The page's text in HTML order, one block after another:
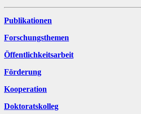
Publikationen
Forschungsthemen
Öffentlichkeitsarbeit
Förderung
Kooperation
Doktoratskolleg